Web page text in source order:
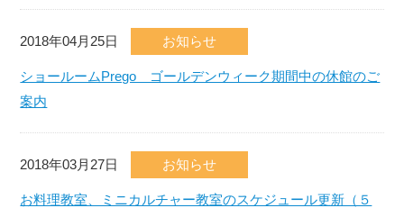
2018年04月25日 お知らせ
ショールームPrego ゴールデンウィーク期間中の休館のご
案内
2018年03月27日 お知らせ
お料理教室、ミニカルチャー教室のスケジュール更新（５